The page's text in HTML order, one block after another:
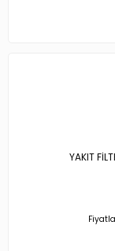
YAKIT